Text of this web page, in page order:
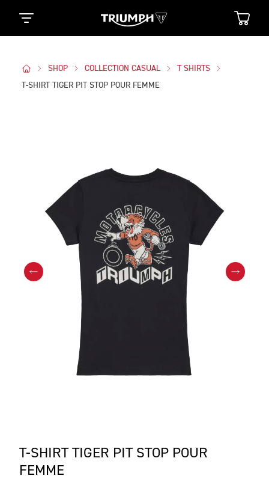
SHOP COLLECTION CASUAL
T SHIRTS
T-SHIRT TIGER PIT STOP POUR FEMME
T-SHIRT TIGER PIT STOP POUR
FEMME